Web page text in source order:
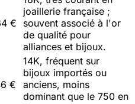
€
joaillerie française ;
souvent associé à l'or
de qualité pour
alliances et bijoux.
€
14K, fréquent sur
bijoux importés ou
anciens, moins
dominant que le 750 en